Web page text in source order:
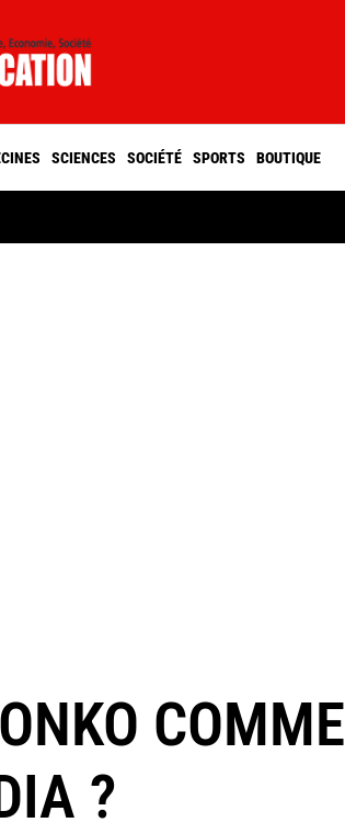
SCIENCES SOCIÉTÉ SPORTS BOUTIQUE
COMME
?